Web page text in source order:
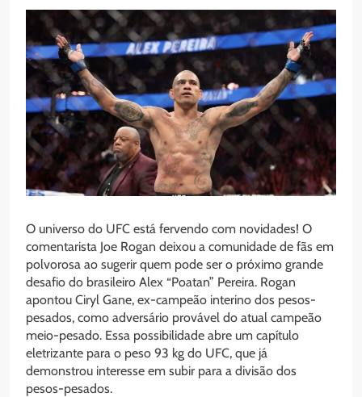
O universo do UFC está fervendo com novidades! O
comentarista Joe Rogan deixou a comunidade de fãs em
polvorosa ao sugerir quem pode ser o próximo grande
desafio do brasileiro Alex “Poatan” Pereira. Rogan
apontou Ciryl Gane, ex-campeão interino dos pesos-
pesados, como adversário provável do atual campeão
meio-pesado. Essa possibilidade abre um capítulo
eletrizante para o peso 93 kg do UFC, que já
demonstrou interesse em subir para a divisão dos
pesos-pesados.